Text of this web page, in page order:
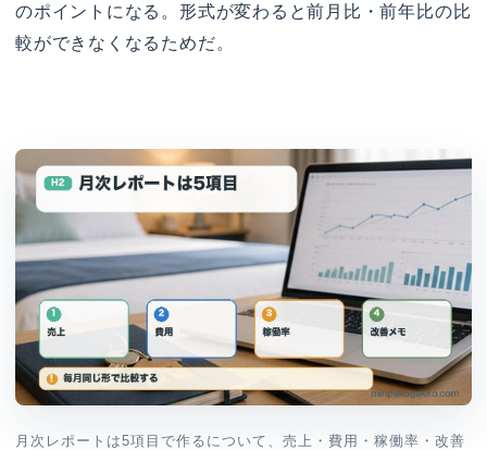
のポイントになる。形式が変わると前月比・前年比の比
較ができなくなるためだ。
月次レポートは5項目で作るについて、売上・費用・稼働率・改善